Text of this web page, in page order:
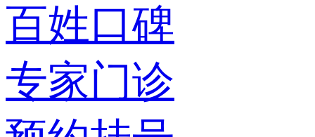
百姓口碑
专家门诊